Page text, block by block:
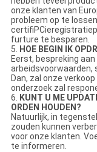
onze klanten van
probleem op te
furture te besparen.
5. HOE BEGIN IK
Eerst, bespreking
Dan, zal onze
onderzoek zal
6. KUNT U ME
ORDEN HOUDEN?
Natuurlijk, in
zouden kunnen
voor onze klanten.
te informeren.